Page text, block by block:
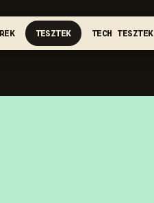
TESZTEK TECH TESZTEK